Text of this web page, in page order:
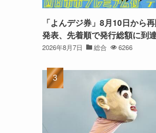
「よんデジ券」8月10日から
発表、先着順で発行総額に到
2026年8月7日 総合 6266